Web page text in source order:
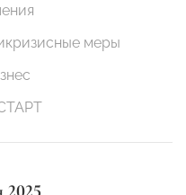
меры